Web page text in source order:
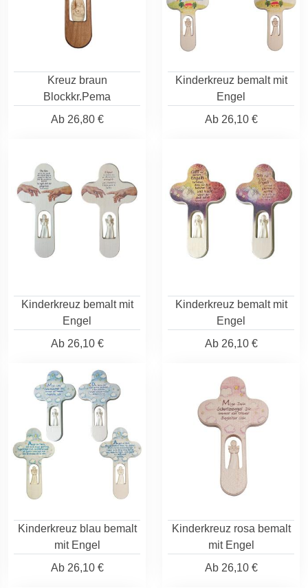
Kreuz braun
Blockkr.Pema
Ab26,80 €
Kinderkreuz bemalt mit
Engel
Ab26,10 €
Kinderkreuz bemalt mit
Engel
Ab26,10 €
Kinderkreuz bemalt mit
Engel
Ab26,10 €
Kinderkreuz blau bemalt
mit Engel
Ab26,10 €
Kinderkreuz rosa bemalt
mit Engel
Ab26,10 €